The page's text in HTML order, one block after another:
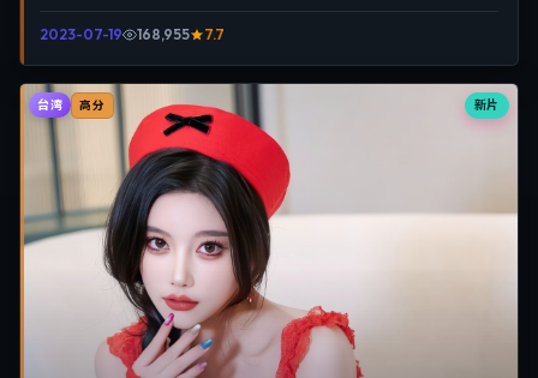
2023-07-19 168,955 7.7
新片
台湾 高分